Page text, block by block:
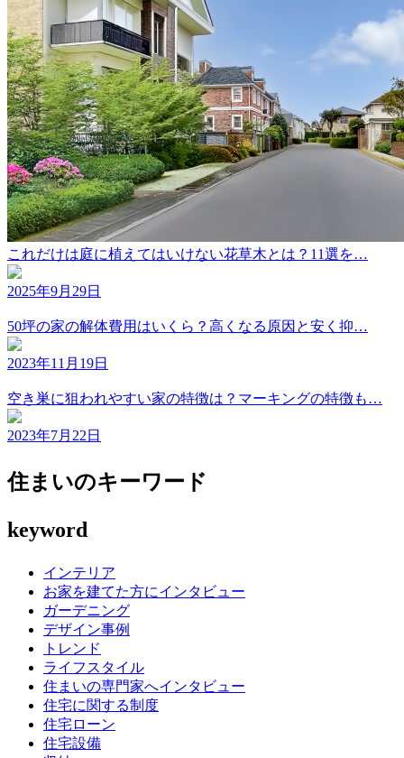
これだけは庭に植えてはいけない花草木とは？11選を…
2025年9月29日
50坪の家の解体費用はいくら？高くなる原因と安く抑…
2023年11月19日
空き巣に狙われやすい家の特徴は？マーキングの特徴も…
2023年7月22日
住まいのキーワード
keyword
インテリア
お家を建てた方にインタビュー
ガーデニング
デザイン事例
トレンド
ライフスタイル
住まいの専門家へインタビュー
住宅に関する制度
住宅ローン
住宅設備